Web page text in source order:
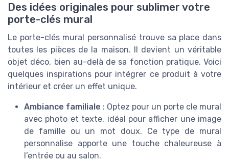
Des idées originales pour sublimer votre
porte-clés mural
Le porte-clés mural personnalisé trouve sa place dans
toutes les pièces de la maison. Il devient un véritable
objet déco, bien au-delà de sa fonction pratique. Voici
quelques inspirations pour intégrer ce produit à votre
intérieur et créer un effet unique.
Ambiance familiale : Optez pour un porte cle mural
avec photo et texte, idéal pour afficher une image
de famille ou un mot doux. Ce type de mural
personnalise apporte une touche chaleureuse à
l’entrée ou au salon.